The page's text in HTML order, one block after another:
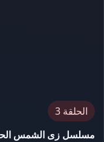
الحلقة 3
مسلسل زى الشمس الحلقة 3